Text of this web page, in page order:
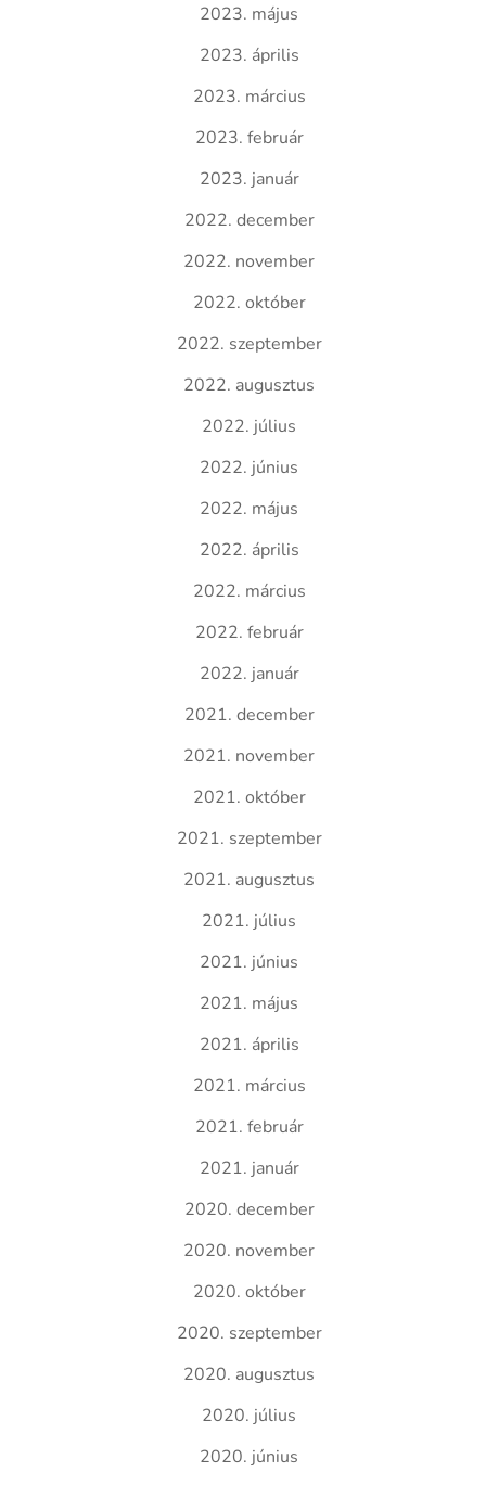
2023. május
2023. április
2023. március
2023. február
2023. január
2022. december
2022. november
2022. október
2022. szeptember
2022. augusztus
2022. július
2022. június
2022. május
2022. április
2022. március
2022. február
2022. január
2021. december
2021. november
2021. október
2021. szeptember
2021. augusztus
2021. július
2021. június
2021. május
2021. április
2021. március
2021. február
2021. január
2020. december
2020. november
2020. október
2020. szeptember
2020. augusztus
2020. július
2020. június